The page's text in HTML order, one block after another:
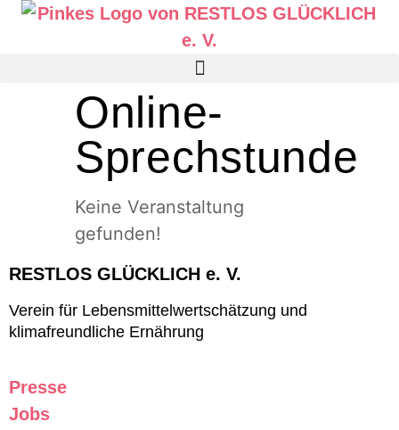
Online-
Sprechstunde
Keine Veranstaltung
gefunden!
RESTLOS GLÜCKLICH e. V.
Verein für Lebensmittelwertschätzung und
klimafreundliche Ernährung
Presse
Jobs